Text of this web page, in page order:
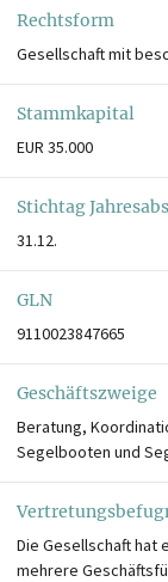
Rechtsform
Gesellschaft mit
Stammkapital
EUR 35.000
Stichtag
31.12.
GLN
9110023847665
Geschäftszweige
Beratung,
Segelbooten und
Die Gesellschaft hat
mehrere